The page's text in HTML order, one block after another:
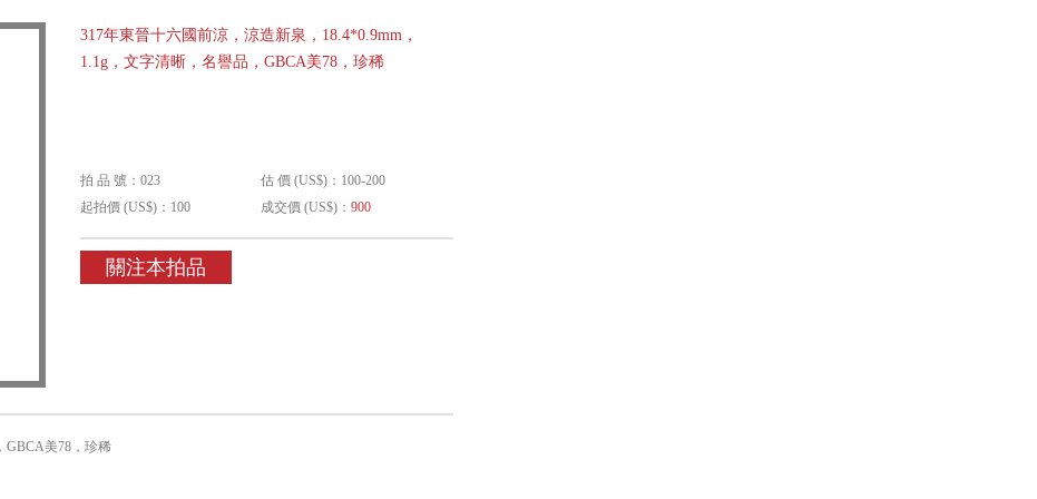
317年東晉十六國前涼，涼造新泉，18.4*0.9mm，
1.1g，文字清晰，名譽品，GBCA美78，珍稀
拍 品 號：023
估 價 (US$)：100-200
起拍價 (US$)：100
成交價 (US$)： 900
關注本拍品
GBCA美78，珍稀